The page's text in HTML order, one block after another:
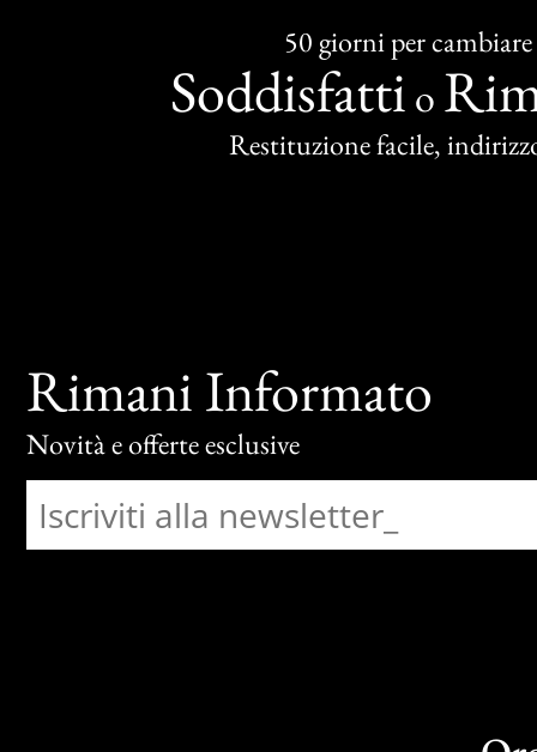
50 giorni per cambiare
Soddisfatti o
Restituzione facile,
Rimani Informato
Novità e offerte esclusive